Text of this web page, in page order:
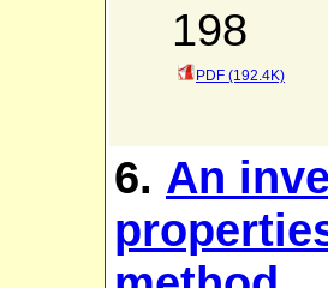
198
PDF (192.4K)
6. An